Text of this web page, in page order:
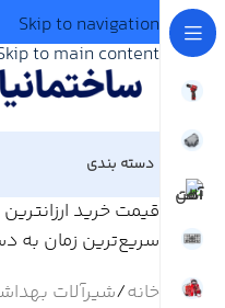
Skip to navigation
to main content
دسته بندی
قیمت خرید
سریع‌ترین زمان به
خانه/شیرآلات